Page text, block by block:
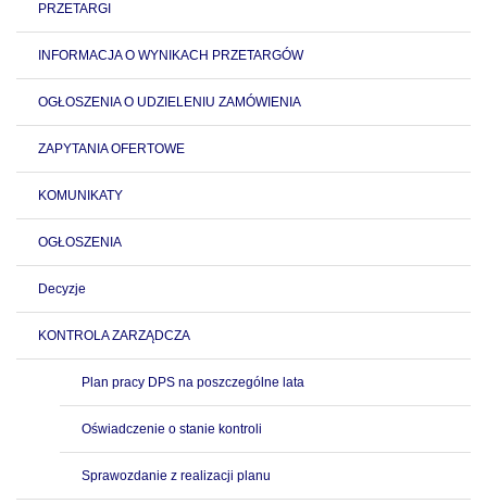
PRZETARGI
INFORMACJA O WYNIKACH PRZETARGÓW
OGŁOSZENIA O UDZIELENIU ZAMÓWIENIA
ZAPYTANIA OFERTOWE
KOMUNIKATY
OGŁOSZENIA
Decyzje
KONTROLA ZARZĄDCZA
Plan pracy DPS na poszczególne lata
Oświadczenie o stanie kontroli
Sprawozdanie z realizacji planu